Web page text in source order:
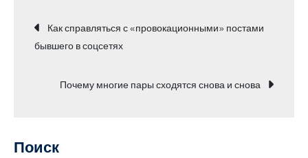
Навигация
записям
Как справляться с «провокационными» постами
бывшего в соцсетях
Почему многие пары сходятся снова и снова
Поиск